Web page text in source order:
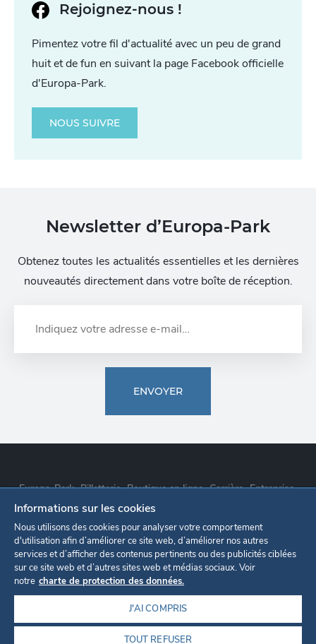
Rejoignez-nous !
Pimentez votre fil d'actualité avec un peu de grand
huit et de fun en suivant la page Facebook officielle
d'Europa-Park.
NOUS SUIVRE
Newsletter d’Europa-Park
Obtenez toutes les actualités essentielles et les dernières
nouveautés directement dans votre boîte de réception.
ENVOYER
Europa-Park Billetterie Boutique en ligne Carrière Entreprise
Déclaration de confidentialité Paramètres des cookies
Mentions légales
Informations sur les cookies
Nous utilisons des cookies pour analyser votre comportement
d'utilisation afin d’améliorer ce site web, d’améliorer nos autres
services et d’afficher des contenus pertinents ou des publicités ciblées
sur ce site web et d’autres sites web et médias sociaux. Voir
notre charte de protection des données.
J'AI COMPRIS
TOUT REFUSER